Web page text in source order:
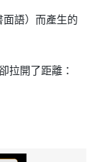
語）而產生的
拉開了距離：